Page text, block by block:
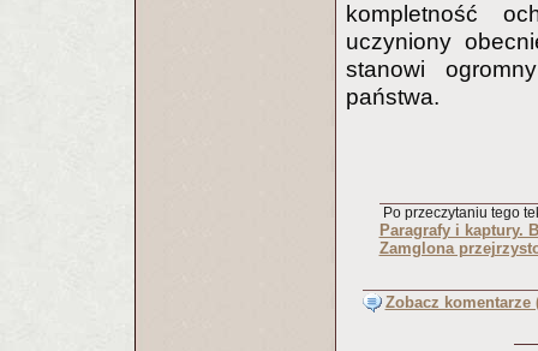
kompletność
uczyniony
stanowi
państwa.
Po przeczytaniu tego
Paragrafy i kaptury.
Zamglona
Zobacz komentarze